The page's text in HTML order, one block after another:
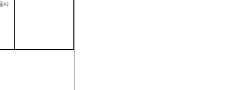
사